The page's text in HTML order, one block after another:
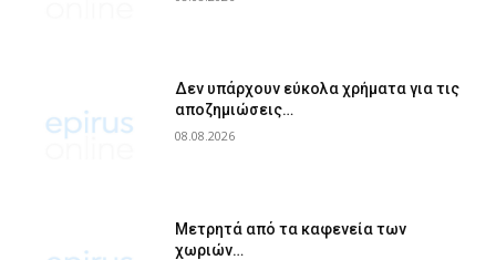
Δεν υπάρχουν εύκολα χρήματα για τις
αποζημιώσεις…
08.08.2026
Μετρητά από τα καφενεία των
χωριών…